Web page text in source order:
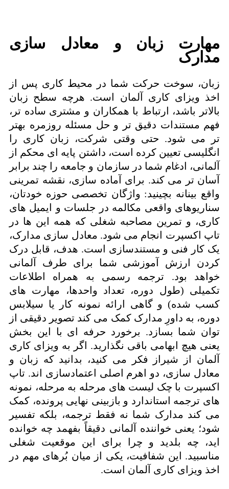
مهارت زبان و معادل سازی
مدارک
زبان، سوخت حرکت شما در محیط کاری پس از
اخذ ویزای کاری آلمان است. هرچه سطح زبان
بالاتر باشد، ارتباط با همکاران و مشتری ساده تر،
فهم مستندات دقیق تر و حل مسئله روزمره بهتر
تر می شود. حتی وقتی شرکت، زبان کاری را
انگلیسی تعیین کرده است، داشتن پایه ای محکم از
آلمانی، ادغام شما در سازمان و جامعه را چند برابر
آسان تر می کند. برای آماده سازی، نقشه تمرینی
واقع بینانه بچینید: واژگان تخصصی حوزه خودتان،
سناریوهای واقعی مکالمه در جلسات و ایمیل های
کاری، و تمرین مصاحبه شغلی که همه این ها در
تاپ اکسپرت انجام می شود. معادل سازی مدارک،
یک کار فنی و مستندسازی است. هدف، قابل درک
کردن ارزش آموزشی شما برای طرف آلمانی
خواهد بود. ترجمه رسمی به همراه اطلاعات
تکمیلی (طول دوره، تعداد واحدها، مهارت های
کسب شده) و گاهی ارائه نمونه کار یا سیلابس
دوره، به داورِ مدارک کمک می کند تصویر دقیقی از
توان شما بسازد. برخورد حرفه ای با این بخش
یعنی هیچ ابهامی باقی نگذارید. اگر به ویزای کاری
آلمان از شیراز فکر می کنید، بدانید که زبان و
معادل سازی، دو اهرم اصلی اعتمادسازی اند. تاپ
اکسپرت با چک لیست های مرحله به مرحله، نمونه
های ترجمه استاندارد و بازبینی نهایی پرونده، کمک
می کند مدارک شما نه فقط ترجمه، بلکه تفسیر
شود؛ یعنی خواننده آلمانی دقیقاً بفهمد چه خوانده
اید، چه بلدید و چرا برای این موقعیت شغلی
مناسبید. این شفافیت، یکی از میان بُرهای مهم در
اخذ ویزای کاری آلمان است.